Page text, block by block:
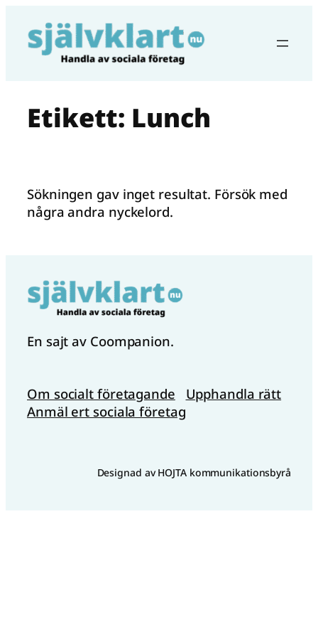
innehåll
Etikett: Lunch
Sökningen gav inget resultat. Försök med
några andra nyckelord.
En sajt av Coompanion.
Om socialt företagande
Anmäl ert sociala företag
Upphandla rätt
Designad av HOJTA kommunikationsbyrå